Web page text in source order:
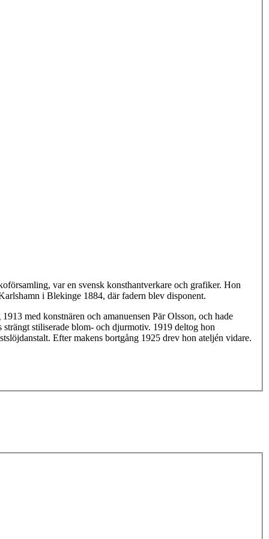
var en svensk konsthantverkare och grafiker. Hon
i Blekinge 1884, där fadern blev disponent.
med konstnären och amanuensen Pär Olsson, och hade
stiliserade blom- och djurmotiv. 1919 deltog hon
Efter makens bortgång 1925 drev hon ateljén vidare.